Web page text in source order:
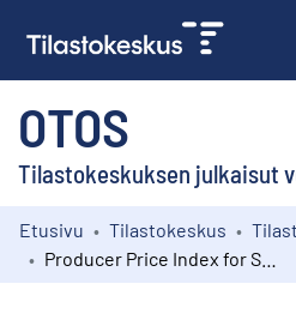
OTOS
Tilastokeskuksen julkaisut
Kokoelmat
Etusivu Tilastokeskus